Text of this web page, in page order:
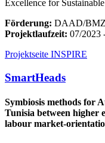
Excellence for
Förderung: DAAD/BMZ
Projektlaufzeit: 07/2023
Projektseite INSPIRE
SmartHeads
Symbiosis methods for
Tunisia between higher
labour market-